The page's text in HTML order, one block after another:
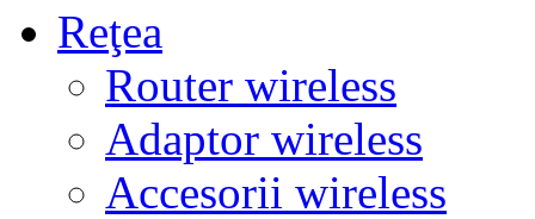
Reţea
Router wireless
Adaptor wireless
Accesorii wireless